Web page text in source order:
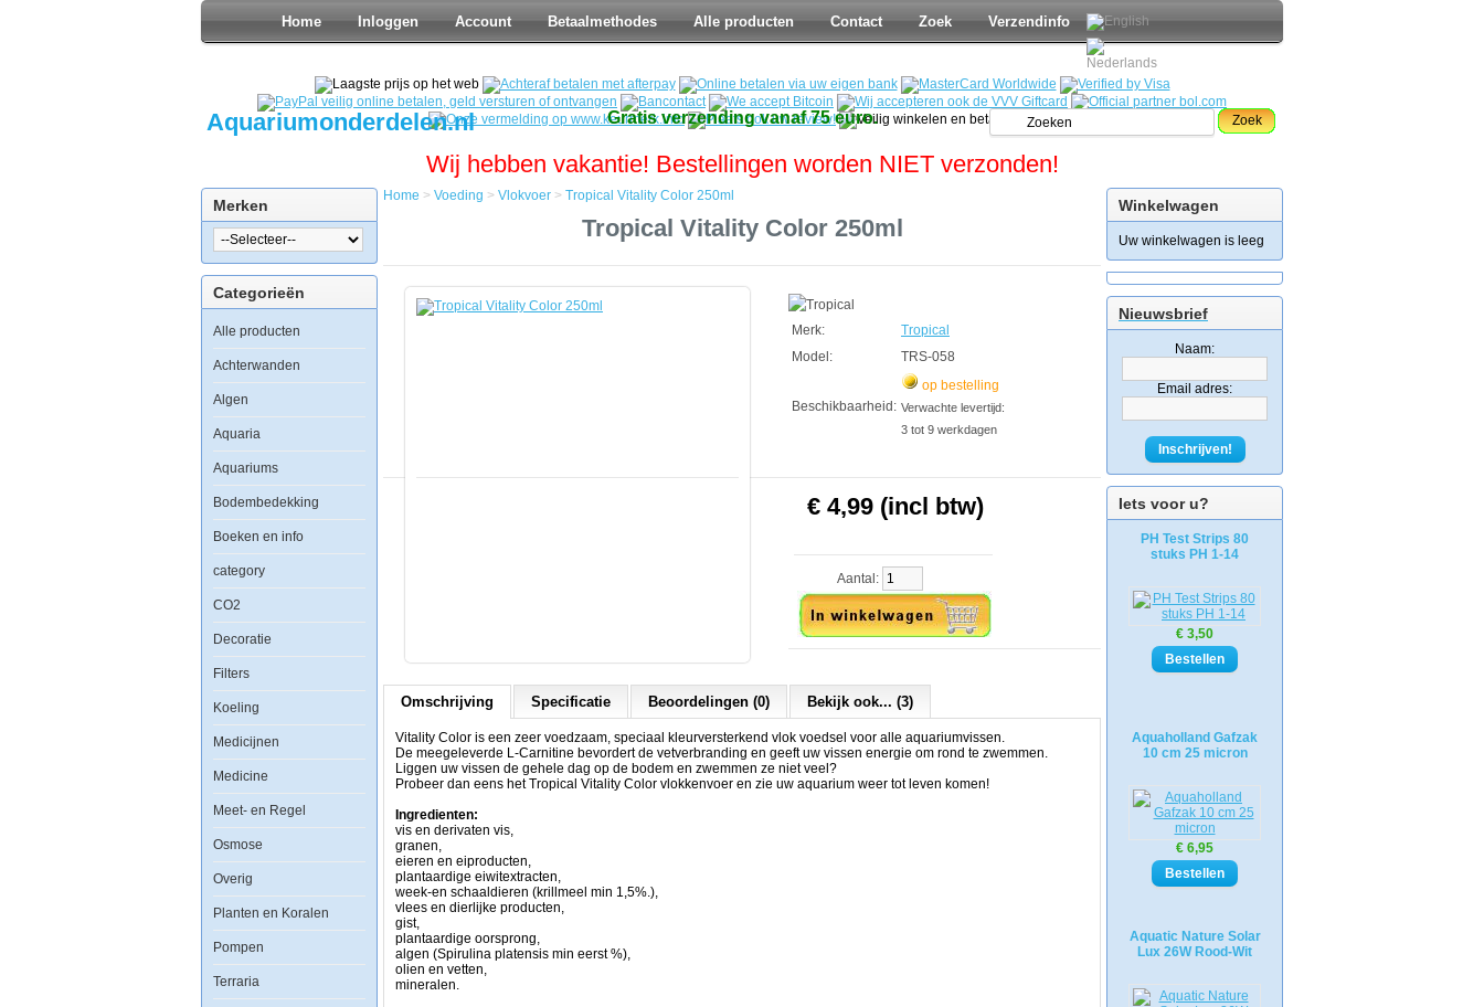
Home Inloggen Account Betaalmethodes Alle producten Contact Zoek Verzendinfo
Aquariumonderdelen.nl Gratis verzending vanaf 75 euro. Zoek
Wij hebben vakantie! Bestellingen worden NIET verzonden!
Merken
Categorieën
Alle producten
Achterwanden
Algen
Aquaria
Aquariums
Bodembedekking
Boeken en info
category
CO2
Decoratie
Filters
Koeling
Medicijnen
Medicine
Meet- en Regel
Osmose
Overig
Planten en Koralen
Pompen
Terraria
Winkelwagen
Uw winkelwagen is leeg
Nieuwsbrief
Naam:
Email adres:
Inschrijven!
Iets voor u?
PH Test Strips 80
stuks PH 1-14
€ 3,50
Aquaholland Gafzak
10 cm 25 micron
€ 6,95
Aquatic Nature Solar
Lux 26W Rood-Wit
Tropical
Vitality
Color
voedzaam,
vlok
voor
alle
aquariumvissen.
De
Carnitine
bevordert
de
vetverbranding
en
geeft
uw
vissen
energie
om
rond
Home > Voeding > Vlokvoer > Tropical Vitality Color 250ml
Tropical Vitality Color 250ml
Merk:
Tropical
Model:
TRS-058
Beschikbaarheid:
op bestelling
Verwachte levertijd:
3 tot 9 werkdagen
€ 4,99 (incl btw)
Aantal:
Omschrijving Specificatie Beoordelingen (0) Bekijk ook... (3)
Vitality Color is een zeer voedzaam, speciaal kleurversterkend vlok voedsel voor alle aquariumvissen.
De meegeleverde L-Carnitine bevordert de vetverbranding en geeft uw vissen energie om rond te zwemmen.
Liggen uw vissen de gehele dag op de bodem en zwemmen ze niet veel?
Probeer dan eens het Tropical Vitality Color vlokkenvoer en zie uw aquarium weer tot leven komen!
Ingredienten:
vis en derivaten vis,
granen,
eieren en eiproducten,
plantaardige eiwitextracten,
week-en schaaldieren (krillmeel min 1,5%.),
vlees en dierlijke producten,
gist,
plantaardige oorsprong,
algen (Spirulina platensis min eerst %),
olien en vetten,
mineralen.